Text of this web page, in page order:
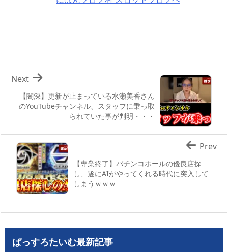
【闇深】更新が止まっている水瀬美香さん
のYouTubeチャンネル、スタッフに乗っ取
られていた事が判明・・・
Next
【専業終了】パチンコホールの優良店探
し、遂にAIがやってくれる時代に突入して
しまうｗｗｗ
Prev
ぱっすろたいむ最新記事